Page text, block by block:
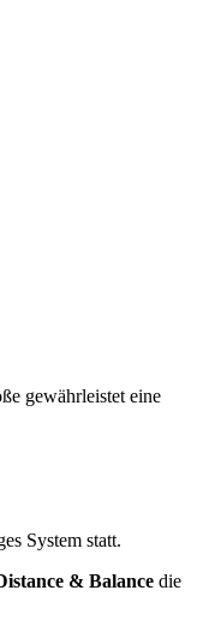
gewährleistet eine
System statt.
& Balance die